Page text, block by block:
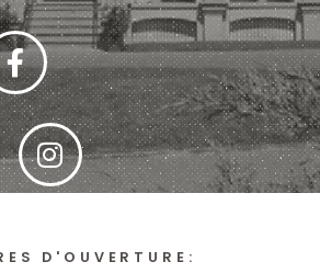
D'OUVERTURE: